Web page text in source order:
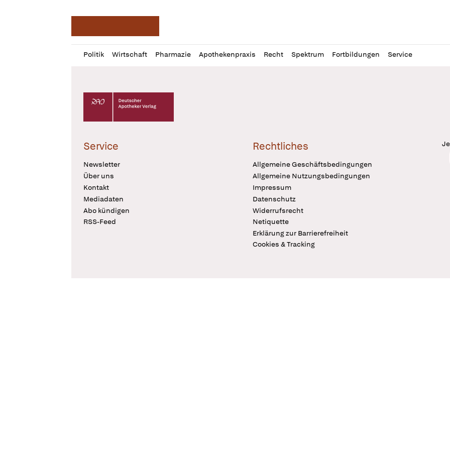
Politik Wirtschaft Pharmazie Apothekenpraxis Recht Spektrum Fortbildungen Service
Profil
öffnen
Daz
Pur
Deutscher Apotheker Verlag Logo
Service
Newsletter
Über uns
Kontakt
Mediadaten
Abo kündigen
RSS-Feed
Rechtliches
Allgemeine Geschäftsbedingungen
Allgemeine Nutzungsbedingungen
Impressum
Datenschutz
Widerrufsrecht
Netiquette
Erklärung zur Barrierefreiheit
Cookies & Tracking